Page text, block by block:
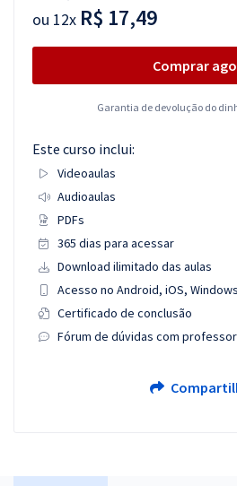
Atendimento
ou 12x R$ 17,49
Comprar
Garantia de devolução do
Este curso inclui:
Videoaulas
Audioaulas
PDFs
365 dias para acessar
Download ilimitado das aulas
Acesso no Android, iOS,
Certificado de conclusão
Fórum de dúvidas com